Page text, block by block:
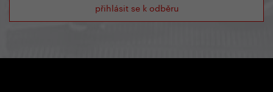
přihlásit se k odběru